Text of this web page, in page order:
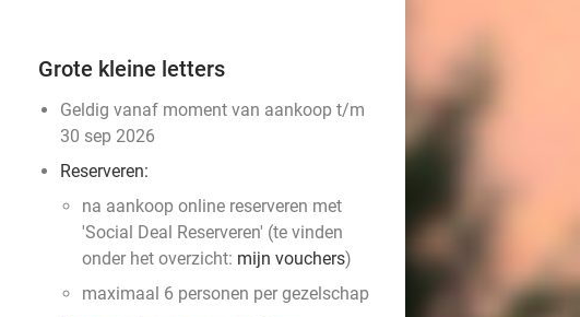
Grote kleine letters
Geldig vanaf moment van aankoop t/m
30 sep 2026
Reserveren:
na aankoop online reserveren met
'Social Deal Reserveren' (te vinden
onder het overzicht: mijn vouchers)
maximaal 6 personen per gezelschap